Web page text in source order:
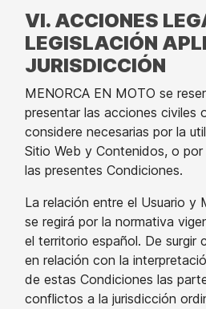
VI. ACCIONES
LEGISLACIÓN
JURISDICCIÓN
MENORCA EN MOTO se
presentar las acciones civiles
considere necesarias por la
Sitio Web y Contenidos, o por
las presentes Condiciones.
La relación entre el Usuario y
se regirá por la normativa
el territorio español. De surgir
en relación con la
de estas Condiciones las
conflictos a la jurisdicción